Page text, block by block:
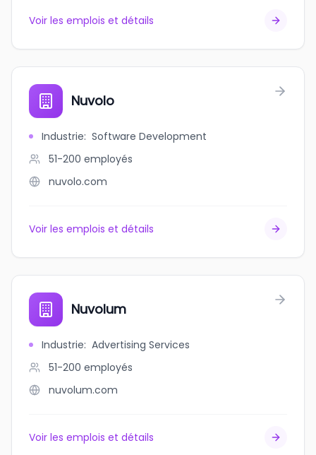
Voir les emplois et détails
Nuvolo
Industrie: Software Development
51-200 employés
nuvolo.com
Voir les emplois et détails
Nuvolum
Industrie: Advertising Services
51-200 employés
nuvolum.com
Voir les emplois et détails